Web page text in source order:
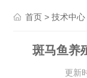
首页 >技术中心
斑马鱼养
更新